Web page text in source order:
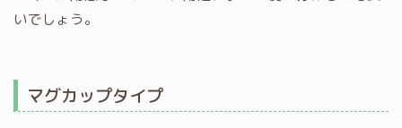
いでしょう。
マグカップタイプ